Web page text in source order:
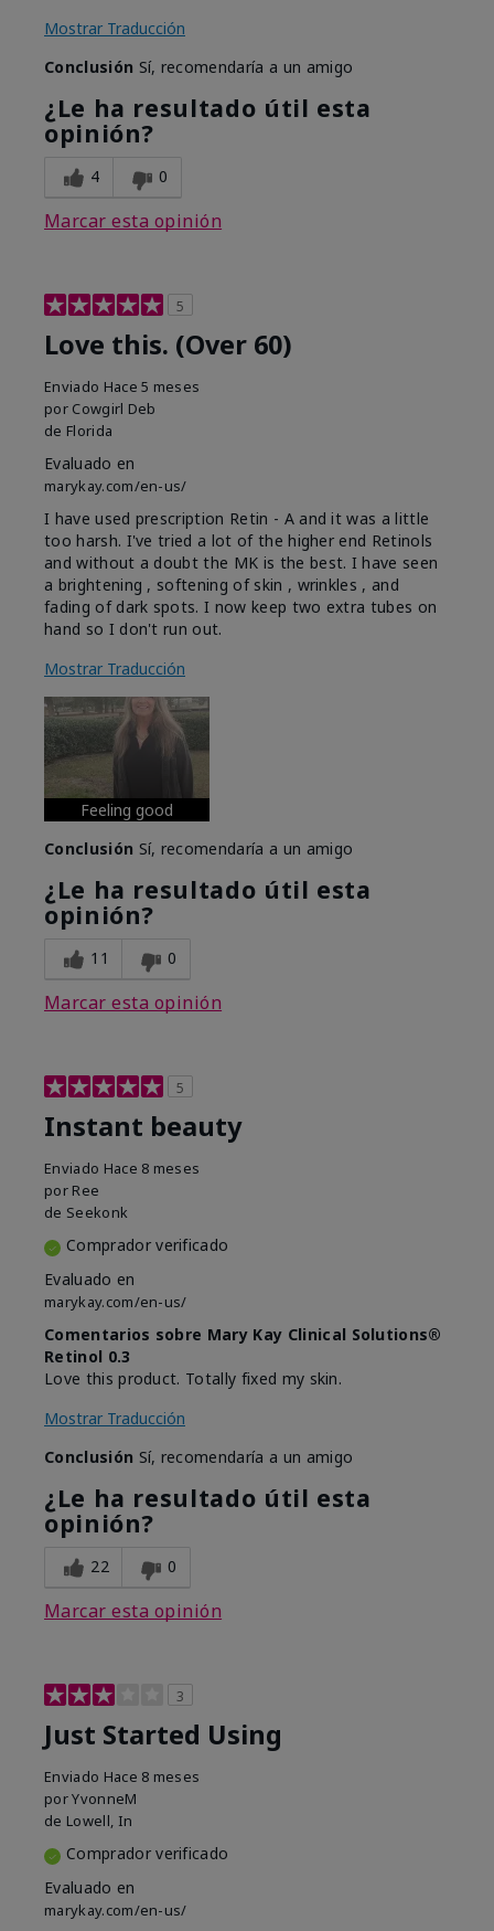
Mostrar Traducción
Conclusión Sí, recomendaría a un amigo
¿Le ha resultado útil esta
opinión?
4 0
Marcar esta opinión
5
Love this. (Over 60)
Enviado Hace 5 meses
por Cowgirl Deb
de Florida
Evaluado en
marykay.com/en-us/
I have used prescription Retin - A and it was a little
too harsh. I've tried a lot of the higher end Retinols
and without a doubt the MK is the best. I have seen
a brightening , softening of skin , wrinkles , and
fading of dark spots. I now keep two extra tubes on
hand so I don't run out.
Mostrar Traducción
Feeling good
Conclusión Sí, recomendaría a un amigo
¿Le ha resultado útil esta
opinión?
11 0
Marcar esta opinión
5
Instant beauty
Enviado Hace 8 meses
por Ree
de Seekonk
Comprador verificado
Evaluado en
marykay.com/en-us/
Comentarios sobre Mary Kay Clinical Solutions®
Retinol 0.3
Love this product. Totally fixed my skin.
Mostrar Traducción
Conclusión Sí, recomendaría a un amigo
¿Le ha resultado útil esta
opinión?
22 0
Marcar esta opinión
3
Just Started Using
Enviado Hace 8 meses
porYvonneM
de Lowell, In
Comprador verificado
Evaluado en
marykay.com/en-us/